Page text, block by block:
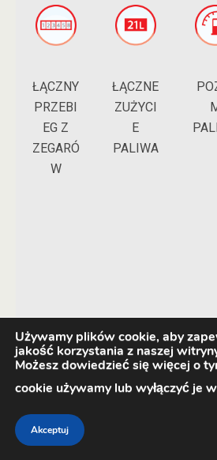
ŁĄCZNY
PRZEBI
EG Z
ZEGARÓ
W
ŁĄCZNE
ZUŻYCI
E
PALIWA
Używamy plików cookie, aby
jakość korzystania z naszej
Możesz dowiedzieć się więcej o
cookie używamy lub wyłączyć je w
Akceptuj